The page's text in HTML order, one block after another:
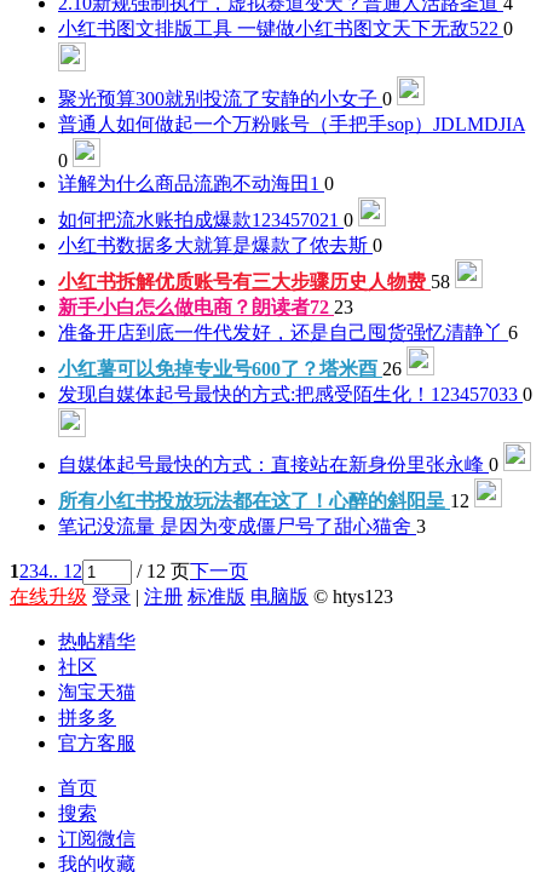
小红书图文排版工具 一键做小红书图文天下无敌522 0
聚光预算300就别投流了安静的小女子 0
普通人如何做起一个万粉账号（手把手sop） JDLMDJIA
0
详解为什么商品流跑不动海田1 0
如何把流水账拍成爆款123457021 0
小红书数据多大就算是爆款了侬去斯 0
小红书拆解优质账号有三大步骤历史人物费 58
新手小白怎么做电商？ 朗读者72 23
准备开店到底一件代发好，还是自己囤货强忆清静丫 6
小红薯可以免掉专业号600了？塔米酉 26
发现自媒体起号最快的方式:把感受陌生化！ 123457033 0
自媒体起号最快的方式：直接站在新身份里张永峰 0
所有小红书投放玩法都在这了！心醉的斜阳呈 12
笔记没流量 是因为变成僵尸号了甜心猫舍 3
1234.. 12 / 12 页下一页
在线升级 登录 | 注册 标准版 电脑版 © htys123
热帖精华
社区
淘宝天猫
拼多多
官方客服
首页
搜索
订阅微信
我的收藏